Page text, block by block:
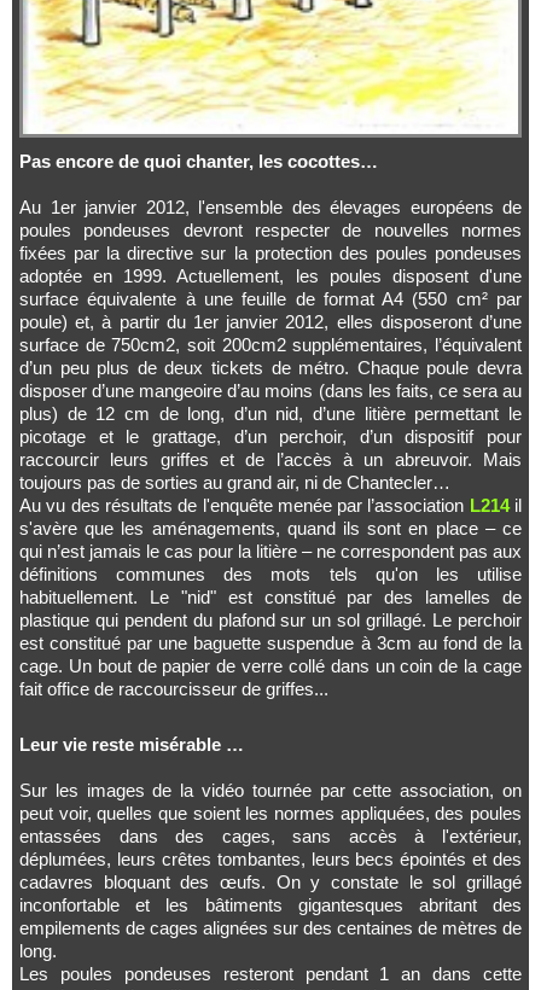
Pas encore de quoi chanter, les cocottes…
Au 1er janvier 2012, l'ensemble des élevages européens de
poules pondeuses devront respecter de nouvelles normes
fixées par la directive sur la protection des poules pondeuses
adoptée en 1999. Actuellement, les poules disposent d'une
surface équivalente à une feuille de format A4 (550 cm² par
poule) et, à partir du 1er janvier 2012, elles disposeront d’une
surface de 750cm2, soit 200cm2 supplémentaires, l’équivalent
d’un peu plus de deux tickets de métro. Chaque poule devra
disposer d’une mangeoire d’au moins (dans les faits, ce sera au
plus) de 12 cm de long, d’un nid, d’une litière permettant le
picotage et le grattage, d’un perchoir, d’un dispositif pour
raccourcir leurs griffes et de l’accès à un abreuvoir. Mais
toujours pas de sorties au grand air, ni de Chantecler…
Au vu des résultats de l'enquête menée par l’association L214 il
s'avère que les aménagements, quand ils sont en place – ce
qui n’est jamais le cas pour la litière – ne correspondent pas aux
définitions communes des mots tels qu'on les utilise
habituellement. Le "nid" est constitué par des lamelles de
plastique qui pendent du plafond sur un sol grillagé. Le perchoir
est constitué par une baguette suspendue à 3cm au fond de la
cage. Un bout de papier de verre collé dans un coin de la cage
fait office de raccourcisseur de griffes...
Leur vie reste misérable …
Sur les images de la vidéo tournée par cette association, on
peut voir, quelles que soient les normes appliquées, des poules
entassées dans des cages, sans accès à l'extérieur,
déplumées, leurs crêtes tombantes, leurs becs épointés et des
cadavres bloquant des œufs. On y constate le sol grillagé
inconfortable et les bâtiments gigantesques abritant des
empilements de cages alignées sur des centaines de mètres de
long.
Les poules pondeuses resteront pendant 1 an dans cette